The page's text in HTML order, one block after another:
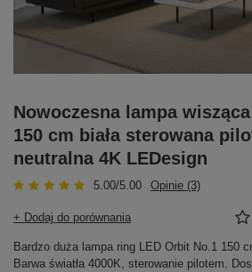
Nowoczesna lampa
150 cm biała sterowana
neutralna 4K LEDesign
5.00/5.00 Opinie (3)
+ Dodaj do porównania
Bardzo duża lampa ring LED Orbit No.1 150
Barwa światła 4000K, sterowanie pilotem.